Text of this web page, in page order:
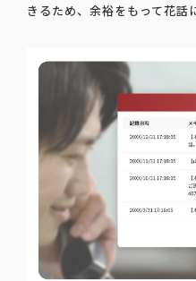
きるため、余裕をもって花話